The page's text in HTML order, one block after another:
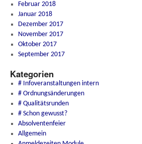
Februar 2018
Januar 2018
Dezember 2017
November 2017
Oktober 2017
September 2017
Kategorien
# Infoveranstaltungen intern
# Ordnungsänderungen
# Qualitätsrunden
# Schon gewusst?
Absolventenfeier
Allgemein